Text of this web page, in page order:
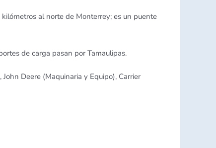
al norte de Monterrey; es un puente
de carga pasan por Tamaulipas.
Deere (Maquinaria y Equipo), Carrier